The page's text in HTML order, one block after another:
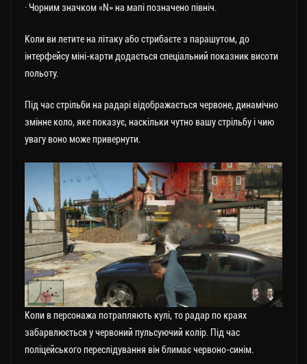
· Чорним значком «N» на мапі позначено північ.
Коли ви летите на літаку або стрибаєте з парашутом, до
інтерфейсу міні-карти додається спеціальний показник висоти
польоту.
Під час стрільби на радарі відображається червоне, динамічно
змінне коло, яке показує, наскільки чутно вашу стрільбу і чию
увагу воно може привернути.
Коли в персонажа потрапляють кулі, то радар по краях
забарвлюється у червоний пульсуючий колір. Під час
поліцейського переслідування він блимає червоно-синім.